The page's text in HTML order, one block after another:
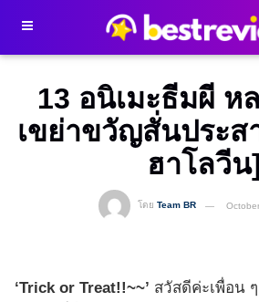
13 อนิเมะธีมผี ห
เขย่าขวัญสั่นประส
ฮาโลวีน]
โดย Team BR
‘Trick or Treat!!~~’ สวัสดีค่ะเพื่อน